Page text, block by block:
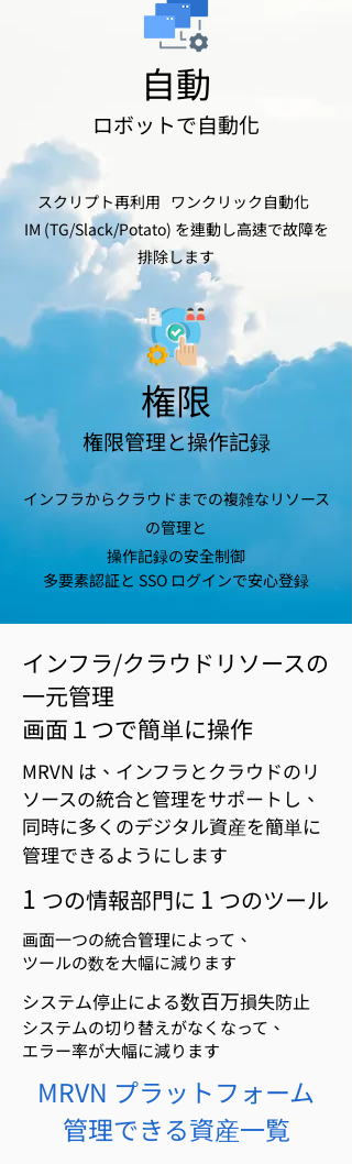
自動
ロボットで自動化
スクリプト再利用 ワンクリック自動化
IM (TG/Slack/Potato) を連動し高速で故障を
排除します
​権限
​権限管理と操作記録
インフラからクラウドまでの複雑なリソース
の管理と
操作記録の安全制御
多要素認証と SSO ログインで安心登録
インフラ/クラウドリソースの
一元管理
画面１つで簡単に操作
MRVN は、インフラとクラウドのリ
ソースの統合と管理をサポートし、
同時に多くのデジタル資産を簡単に
管理できるようにします
1 つの情報部門に 1 つのツール
画面一つの統合管理によって、
ツールの数を大幅に減ります
システム停止による数百万損失防止
システムの切り替えがなくなって、
エラー率が大幅に減ります
MRVN プラットフォーム
​管理できる資産一覧